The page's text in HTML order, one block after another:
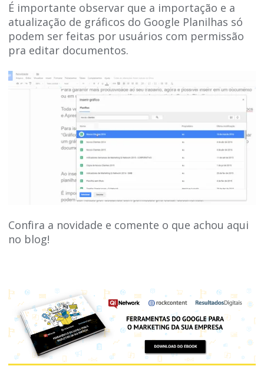
É importante observar que a importação e a
atualização de gráficos do Google Planilhas só
podem ser feitas por usuários com permissão
pra editar documentos.
Confira a novidade e comente o que achou aqui
no blog!